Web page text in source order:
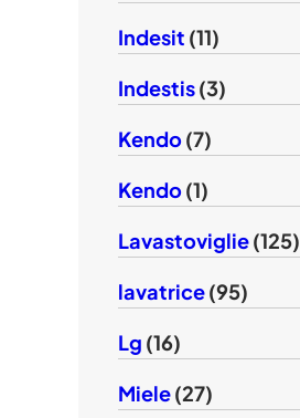
Indesit (11)
Indestis(3)
Kendo(7)
Kendo(1)
Lavastoviglie(125)
lavatrice(95)
Lg (16)
Miele(27)